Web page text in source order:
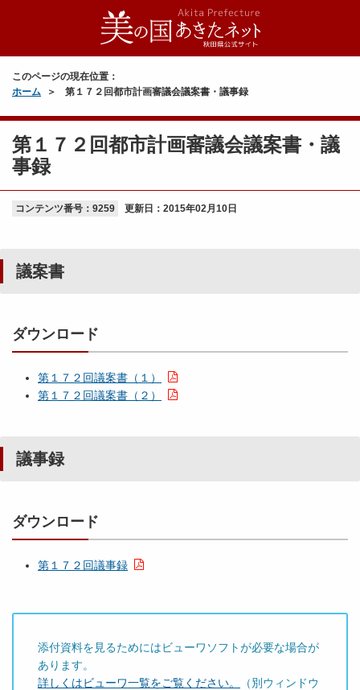
このページの現在位置：
ホーム
第１７２回都市計画審議会議案書・議事録
第１７２回都市計画審議会議案書・議
事録
コンテンツ番号：9259 更新日： 2015年02月10日
議案書
ダウンロード
第１７２回議案書（１）
第１７２回議案書（２）
議事録
ダウンロード
第１７２回議事録
添付資料を見るためにはビューワソフトが必要な場合が
あります。
詳しくはビューワ一覧をご覧ください。
（別ウィンドウ